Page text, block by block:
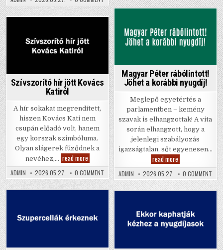
halálát
BEJELENTETTÉK
KÁROLY
KIRÁLY
HALÁLÁT
in
Magyar Péter rábólintott!
Jöhet a korábbi nyugdíj!
Meglepő egyetértés a
parlamentben – kemény
szavak is elhangzottak! A vita
során elhangzott, hogy a
jelenlegi szabályozás
igazságtalan, sőt egyenesen…
read more
Péter
rábólintott!
Jöhet
a
korábbi
ADMIN 2026.05.27. 0 COMMENT ON
in
Szívszorító hír jött Kovács
Katiról
A hír sokakat megrendített,
hiszen Kovács Kati nem
csupán előadó volt, hanem
egy korszak szimbóluma.
Olyan slágerek fűződnek a
nevéhez,… read moreSzívszorító
hír
jött
Kovács
Katiról
ADMIN 2026.05.27. 0 COMMENT ON
SZÍVSZORÍTÓ
HÍR
JÖTT
KOVÁCS
KATIRÓL
in
in